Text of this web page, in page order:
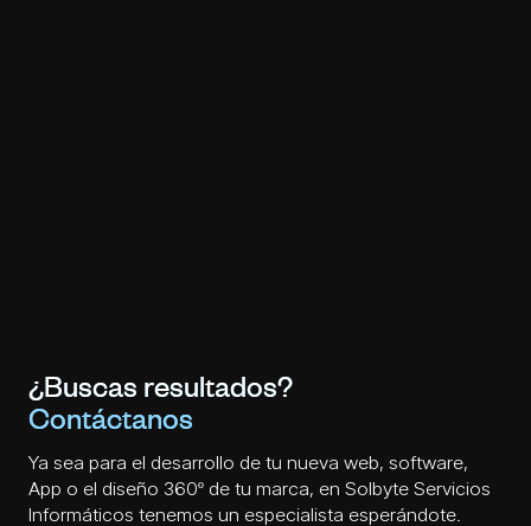
¿Buscas resultados?
Contáctanos
Ya sea para el desarrollo de tu nueva web, software,
App o el diseño 360º de tu marca, en Solbyte Servicios
Informáticos tenemos un especialista esperándote.